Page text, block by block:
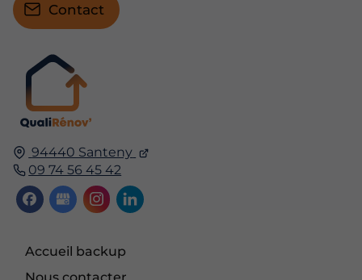
94440 Santeny
09 74 56 45 42
Accueil backup
Contact